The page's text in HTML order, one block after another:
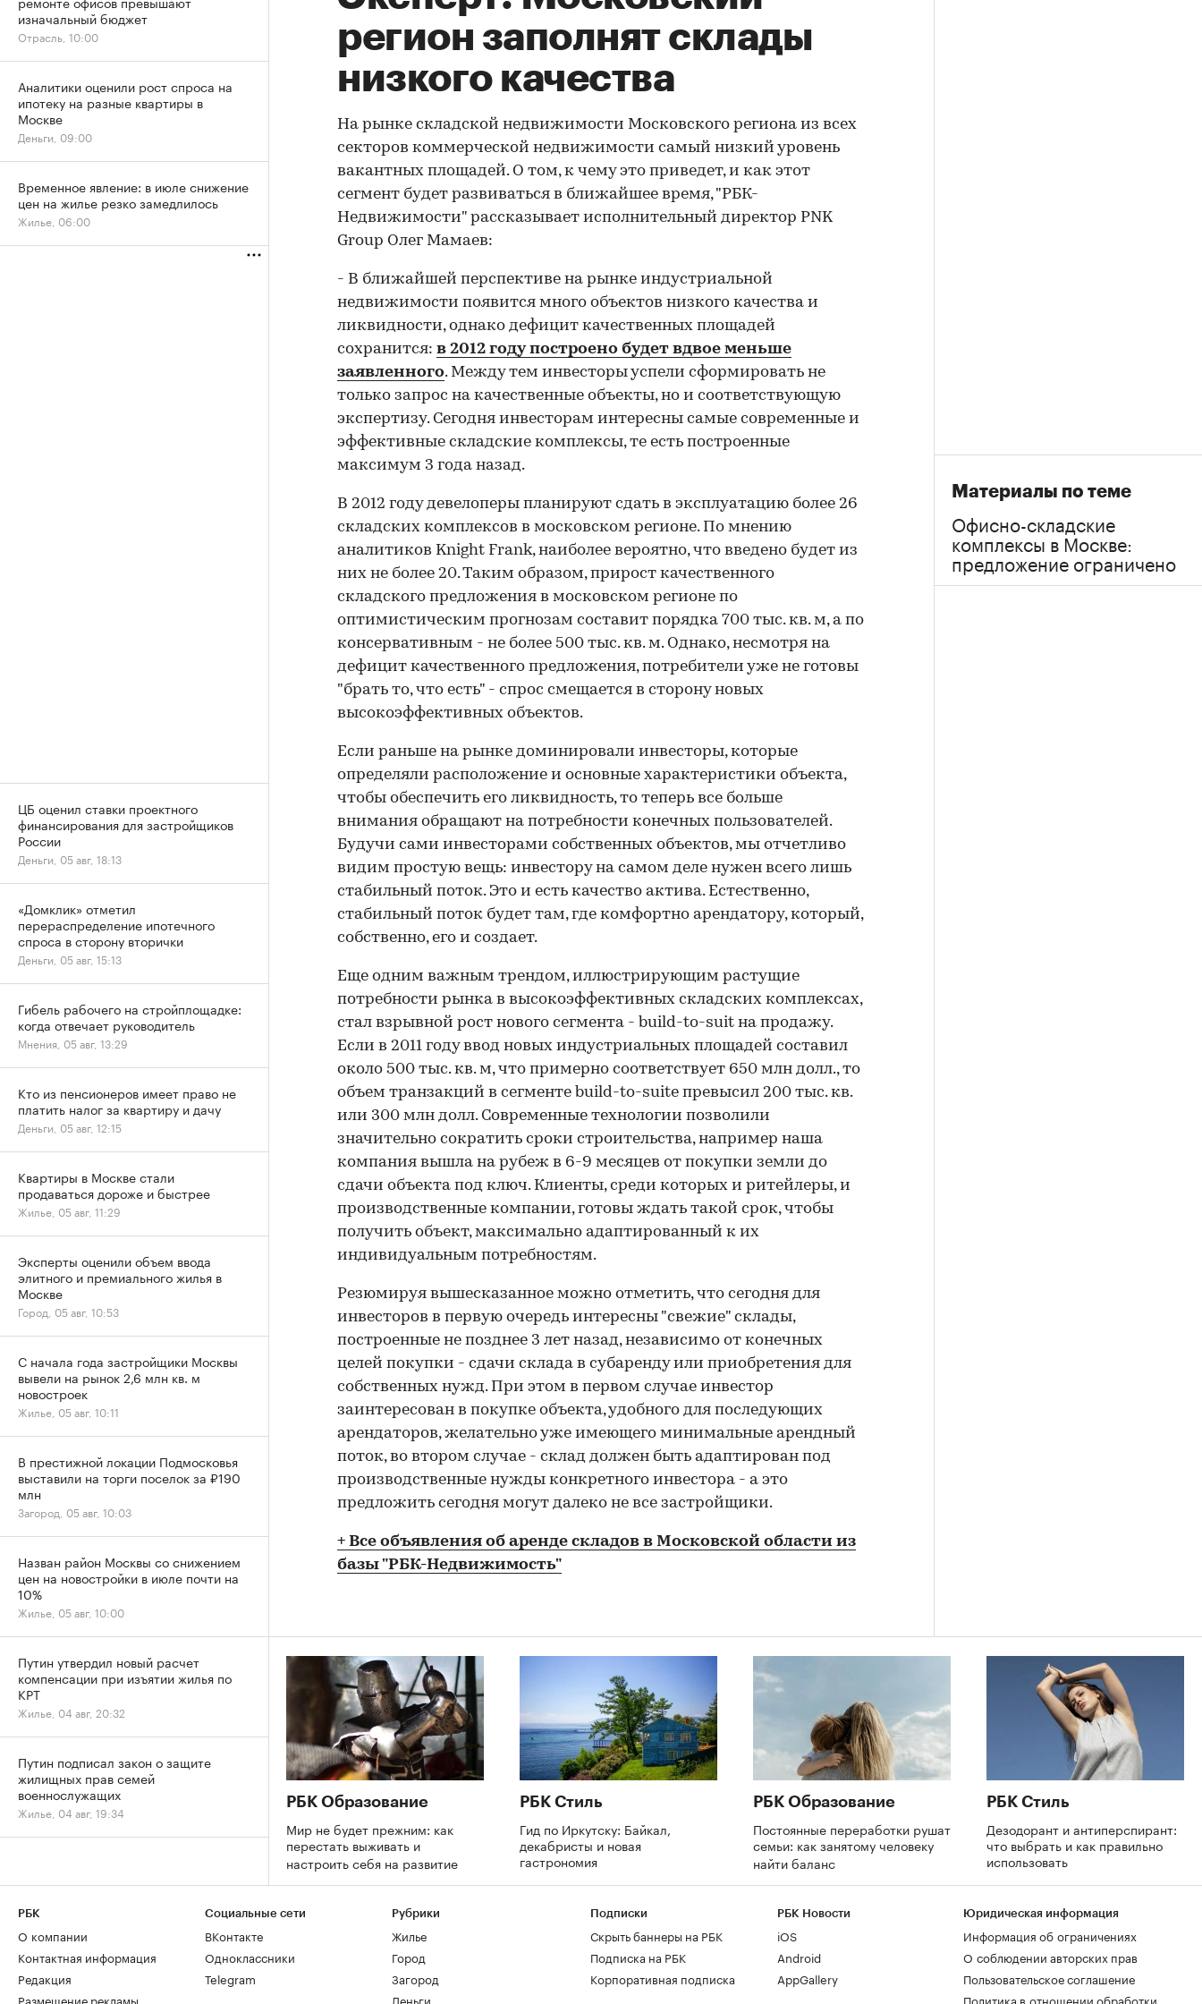
регион заполнят склады
низкого качества
На рынке складской недвижимости Московского региона из всех
секторов коммерческой недвижимости самый низкий уровень
вакантных площадей. О том, к чему это приведет, и как этот
сегмент будет развиваться в ближайшее время, "РБК-
Недвижимости" рассказывает исполнительный директор PNK
Group Олег Мамаев:
- В ближайшей перспективе на рынке индустриальной
недвижимости появится много объектов низкого качества и
ликвидности, однако дефицит качественных площадей
сохранится: в 2012 году построено будет вдвое меньше
заявленного. Между тем инвесторы успели сформировать не
только запрос на качественные объекты, но и соответствующую
экспертизу. Сегодня инвесторам интересны самые современные и
эффективные складские комплексы, те есть построенные
максимум 3 года назад.
В 2012 году девелоперы планируют сдать в эксплуатацию более 26
складских комплексов в московском регионе. По мнению
аналитиков Knight Frank, наиболее вероятно, что введено будет из
них не более 20. Таким образом, прирост качественного
складского предложения в московском регионе по
оптимистическим прогнозам составит порядка 700 тыс. кв. м, а по
консервативным - не более 500 тыс. кв. м. Однако, несмотря на
дефицит качественного предложения, потребители уже не готовы
"брать то, что есть" - спрос смещается в сторону новых
высокоэффективных объектов.
Если раньше на рынке доминировали инвесторы, которые
определяли расположение и основные характеристики объекта,
чтобы обеспечить его ликвидность, то теперь все больше
внимания обращают на потребности конечных пользователей.
Будучи сами инвесторами собственных объектов, мы отчетливо
видим простую вещь: инвестору на самом деле нужен всего лишь
стабильный поток. Это и есть качество актива. Естественно,
стабильный поток будет там, где комфортно арендатору, который,
собственно, его и создает.
Еще одним важным трендом, иллюстрирующим растущие
потребности рынка в высокоэффективных складских комплексах,
стал взрывной рост нового сегмента - build-to-suit на продажу.
Если в 2011 году ввод новых индустриальных площадей составил
около 500 тыс. кв. м, что примерно соответствует 650 млн долл., то
объем транзакций в сегменте build-to-suite превысил 200 тыс. кв.
или 300 млн долл. Современные технологии позволили
значительно сократить сроки строительства, например наша
компания вышла на рубеж в 6-9 месяцев от покупки земли до
сдачи объекта под ключ. Клиенты, среди которых и ритейлеры, и
производственные компании, готовы ждать такой срок, чтобы
получить объект, максимально адаптированный к их
индивидуальным потребностям.
Резюмируя вышесказанное можно отметить, что сегодня для
инвеcторов в первую очередь интересны "свежие" склады,
построенные не позднее 3 лет назад, независимо от конечных
целей покупки - сдачи склада в субаренду или приобретения для
собственных нужд. При этом в первом случае инвестор
заинтересован в покупке объекта, удобного для последующих
арендаторов, желательно уже имеющего минимальные арендный
поток, во втором случае - склад должен быть адаптирован под
производственные нужды конкретного инвестора - а это
предложить сегодня могут далеко не все застройщики.
+ Все объявления об аренде складов в Московской области из
базы "РБК-Недвижимость"
Материалы по теме
Офисно-складские
комплексы в Москве:
предложение ограничено
РБК Образование
Мир не будет прежним: как
перестать выживать и
настроить себя на развитие
РБК Стиль
Гид по Иркутску: Байкал,
декабристы и новая
гастрономия
РБК Образование
Постоянные переработки рушат
семьи: как занятому человеку
найти баланс
РБК Стиль
Дезодорант и антиперспирант:
что выбрать и как правильно
использовать
изначальный бюджет
Отрасль, 10:00
Аналитики оценили рост спроса на
ипотеку на разные квартиры в
Москве
Деньги, 09:00
Временное явление: в июле снижение
цен на жилье резко замедлилось
Жилье, 06:00
ЦБ оценил ставки проектного
финансирования для застройщиков
России
Деньги, 05 авг, 18:13
«Домклик» отметил
перераспределение ипотечного
спроса в сторону вторички
Деньги, 05 авг, 15:13
Гибель рабочего на стройплощадке:
когда отвечает руководитель
Мнения, 05 авг, 13:29
Кто из пенсионеров имеет право не
платить налог за квартиру и дачу
Деньги, 05 авг, 12:15
Квартиры в Москве стали
продаваться дороже и быстрее
Жилье, 05 авг, 11:29
Эксперты оценили объем ввода
элитного и премиального жилья в
Москве
Город, 05 авг, 10:53
С начала года застройщики Москвы
вывели на рынок 2,6 млн кв. м
новостроек
Жилье, 05 авг, 10:11
В престижной локации Подмосковья
выставили на торги поселок за ₽190
млн
Загород, 05 авг, 10:03
Назван район Москвы со снижением
цен на новостройки в июле почти на
10%
Жилье, 05 авг, 10:00
Путин утвердил новый расчет
компенсации при изъятии жилья по
КРТ
Жилье, 04 авг, 20:32
Путин подписал закон о защите
жилищных прав семей
военнослужащих
Жилье, 04 авг, 19:34
РБК
О компании
Контактная информация
Редакция
Размещение рекламы
Социальные сети
ВКонтакте
Одноклассники
Telegram
Рубрики
Жилье
Город
Загород
Деньги
Подписки
Скрыть баннеры на РБК
Подписка на РБК
Корпоративная подписка
РБК Новости
iOS
Android
AppGallery
Юридическая информация
Информация об ограничениях
О соблюдении авторских прав
Пользовательское соглашение
Политика в отношении обработки